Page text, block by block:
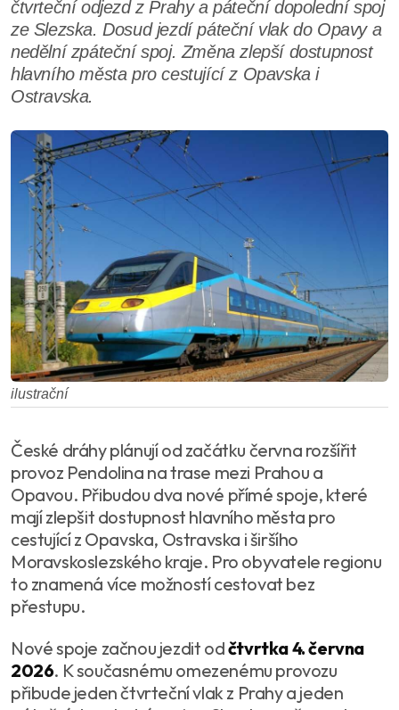
čtvrteční odjezd z Prahy a páteční dopolední spoj
ze Slezska. Dosud jezdí páteční vlak do Opavy a
nedělní zpáteční spoj. Změna zlepší dostupnost
hlavního města pro cestující z Opavska i
Ostravska.
ilustrační
České dráhy plánují od začátku června rozšířit
provoz Pendolina na trase mezi Prahou a
Opavou. Přibudou dva nové přímé spoje, které
mají zlepšit dostupnost hlavního města pro
cestující z Opavska, Ostravska i širšího
Moravskoslezského kraje. Pro obyvatele regionu
to znamená více možností cestovat bez
přestupu.
Nové spoje začnou jezdit odčtvrtka 4. června
2026. K současnému omezenému provozu
přibude jeden čtvrteční vlak z Prahy a jeden